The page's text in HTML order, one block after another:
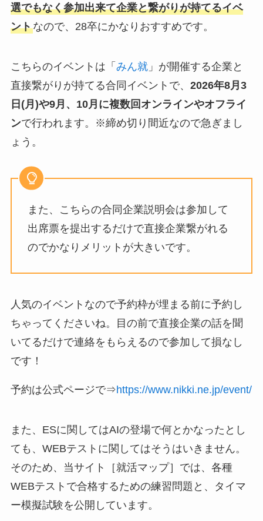
選でもなく参加出来て企業と繋がりが持てるイベ
ントなので、28卒にかなりおすすめです。
こちらのイベントは「 みん就」が開催する企業と
直接繋がりが持てる合同イベントで、 2026年8月3
日(月)や9月、10月 に複数回オンラインやオフライ
ンで行われます。※締め切り間近なので急ぎまし
ょう。
また、こちらの合同企業説明会は参加して
出席票を提出するだけで直接企業繋がれる
のでかなりメリットが大きいです。
人気のイベントなので予約枠が埋まる前に予約し
ちゃってくださいね。目の前で直接企業の話を聞
いてるだけで連絡をもらえるので参加して損なし
です！
予約は公式ページで⇒https://www.nikki.ne.jp/event/
また、ESに関してはAIの登場で何とかなったとし
ても、WEBテストに関してはそうはいきません。
そのため、当サイト［就活マップ］では、各種
WEBテストで合格するための練習問題と、タイマ
ー模擬試験を公開しています。